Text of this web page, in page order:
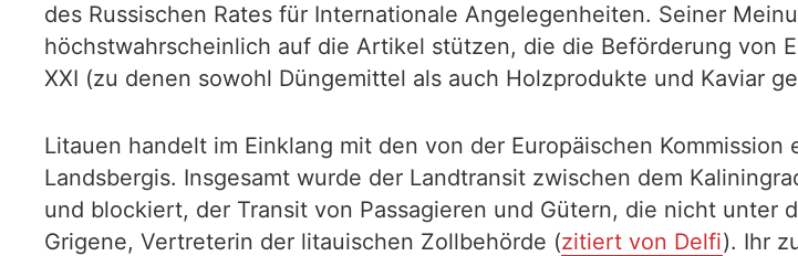
des Russischen Rates für Internationale Angelegenheiten. Seiner
höchstwahrscheinlich auf die Artikel stützen, die die Beförderung von
XXI (zu denen sowohl Düngemittel als auch Holzprodukte und Kaviar
Litauen handelt im Einklang mit den von der Europäischen
Landsbergis. Insgesamt wurde der Landtransit zwischen dem
und blockiert, der Transit von Passagieren und Gütern, die nicht
Grigene, Vertreterin der litauischen Zollbehörde (zitiert von Delfi). Ihr